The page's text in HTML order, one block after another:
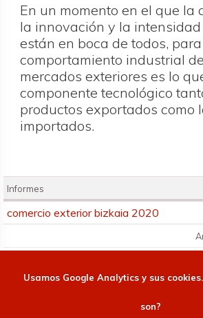
En un momento en el que la
la innovación y la
están en boca de todos,
comportamiento industrial
mercados exteriores es lo
componente tecnológico
productos exportados como
importados.
Informes
comercio exterior bizkaia 2020
Las especiales circunstancias de 2020
una forma especialmente negativa en
a nivel general. Los datos delInforme
Usamos Google Analytics y sus cookies.
son?